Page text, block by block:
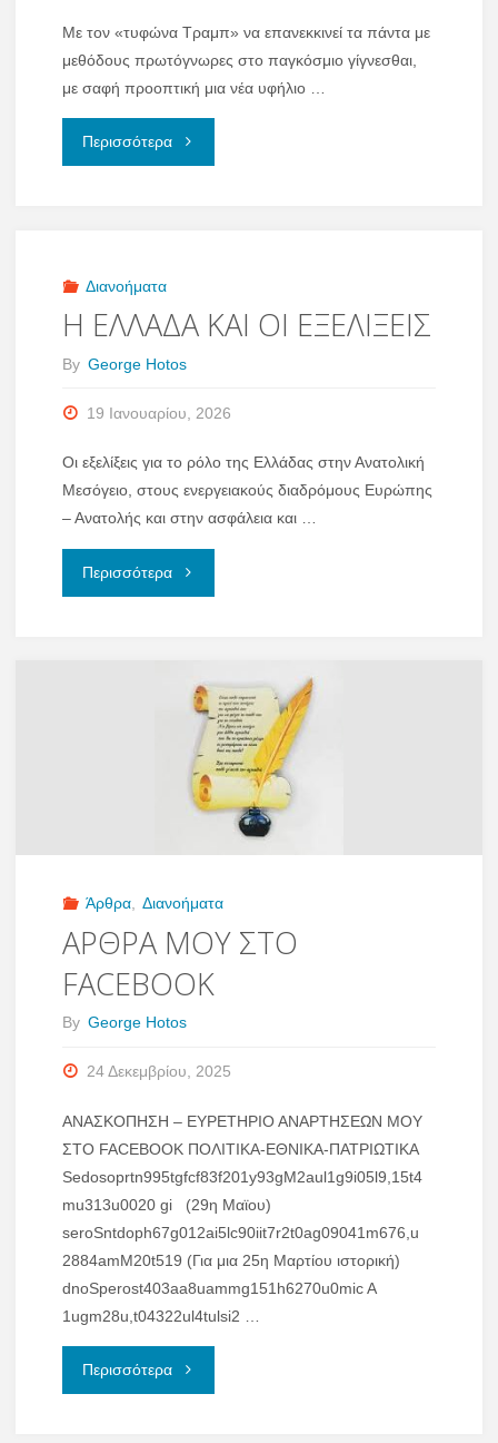
Αλυκών
Μεσολογγίου"
Με τον «τυφώνα Τραμπ» να επανεκκινεί τα πάντα με
μεθόδους πρωτόγνωρες στο παγκόσμιο γίγνεσθαι,
με σαφή προοπτική μια νέα υφήλιο …
Περισσότερα"ΕΥΡΩΠΗ
ΜΕΛΛΟΝ
Διανοήματα
Η ΕΛΛΑΔΑ ΚΑΙ ΟΙ ΕΞΕΛΙΞΕΙΣ
By George Hotos
19 Ιανουαρίου, 2026
Οι εξελίξεις για το ρόλο της Ελλάδας στην Ανατολική
Μεσόγειο, στους ενεργειακούς διαδρόμους Ευρώπης
– Ανατολής και στην ασφάλεια και …
Περισσότερα"Η
ΕΞΕΛΙΞΕΙΣ"
Άρθρα, Διανοήματα
ΑΡΘΡΑ ΜΟΥ ΣΤΟ
FACEBOOK
By George Hotos
24 Δεκεμβρίου, 2025
ΑΝΑΣΚΟΠΗΣΗ – ΕΥΡΕΤΗΡΙΟ ΑΝΑΡΤΗΣΕΩΝ ΜΟΥ
ΣΤΟ FACEBOOK ΠΟΛΙΤΙΚΑ-ΕΘΝΙΚΑ-ΠΑΤΡΙΩΤΙΚΑ
Sedosoprtn995tgfcf83f201y93gM2aul1g9i05l9,15t4
mu313u0020 gi (29η Μαϊου)
seroSntdoph67g012ai5lc90iit7r2t0ag09041m676,u
2884amM20t519 (Για μια 25η Μαρτίου ιστορική)
dnoSperost403aa8uammg151h6270u0mic A
1ugm28u,t04322ul4tulsi2 …
Περισσότερα"ΑΡΘΡΑ